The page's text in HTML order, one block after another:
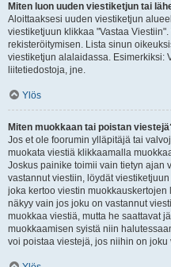
Miten luon uuden viestiketjun tai
Aloittaaksesi uuden viestiketjun
viestiketjuun klikkaa "Vastaa
rekisteröitymisen. Lista sinun
viestiketjun alalaidassa. Esimerkiksi:
liitetiedostoja, jne.
Ylös
Miten muokkaan tai poistan
Jos et ole foorumin ylläpitäjä tai
muokata viestiä klikkaamalla
Joskus painike toimii vain tietyn ajan
vastannut viestiin, löydät
joka kertoo viestin
näkyy vain jos joku on vastannut
muokkaa viestiä, mutta he saattavat
muokkaamisen syistä niin
voi poistaa viestejä, jos niihin on joku